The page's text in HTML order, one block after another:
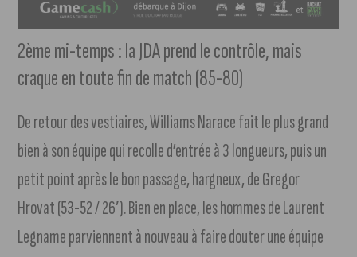
2ème mi-temps : la JDA prend le contrôle, mais
craque en toute fin de match (85-80)
De retour des vestiaires, Williams Narace fait le plus grand
bien à son équipe qui recolle d’entrée à 3 longueurs, puis un
petit point après le bon passage, hargneux, de Gregor
Hrovat (53-52 / 26′). Bien en place, les hommes de Laurent
Legname parviennent à nouveau à faire douter une équipe